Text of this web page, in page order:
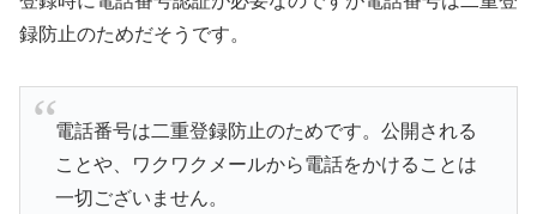
録防止のためだそうです。
電話番号は二重登録防止のためです。公開される
ことや、ワクワクメールから電話をかけることは
一切ございません。